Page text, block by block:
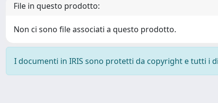
File in questo prodotto:
Non ci sono file associati a questo prodotto.
I documenti in IRIS sono protetti da copyright e tutti i